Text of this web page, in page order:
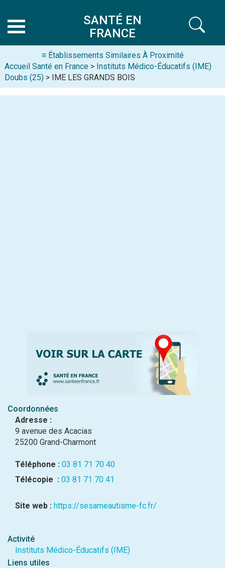
SANTÉ EN
FRANCE
≡ Établissements Similaires À Proximité
Accueil Santé en France > Instituts Médico-Éducatifs (IME)
Doubs (25) > IME LES GRANDS BOIS
Coordonnées
Adresse :
9 avenue des Acacias
25200 Grand-Charmont
Téléphone : 03 81 71 70 40
Télécopie : 03 81 71 70 41
Site web : https://sesameautisme-fc.fr/
Activité
Instituts Médico-Éducatifs (IME)
Liens utiles